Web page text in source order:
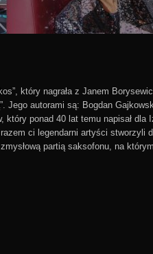
który nagrała z Janem
Jego autorami są: Bogdan
który ponad 40 lat temu napisał
ci legendarni artyści stworzyli
partią saksofonu, na